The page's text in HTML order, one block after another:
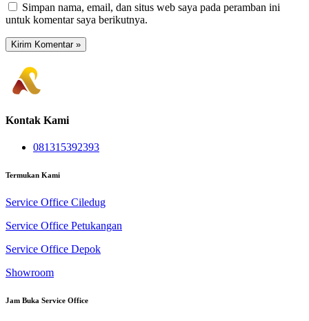
Simpan nama, email, dan situs web saya pada peramban ini
untuk komentar saya berikutnya.
Kontak Kami
081315392393
Termukan Kami
Service Office Ciledug
Service Office Petukangan
Service Office Depok
Showroom
Jam Buka Service Office